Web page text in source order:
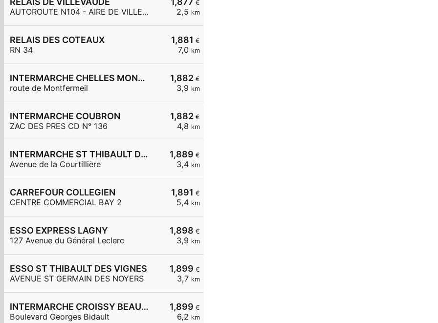
€
2,5 km
AUTOROUTE N104 - AIRE DE VILLEVAUDÉ
1,881 €
7,0 km
RELAIS DES COTEAUX
RN 34
1,882 €
3,9 km
INTERMARCHE CHELLES MONTFERMEIL
route de Montfermeil
1,882 €
4,8 km
INTERMARCHE COUBRON
ZAC DES PRES CD N° 136
1,889 €
3,4 km
INTERMARCHE ST THIBAULT DES VIGNES
Avenue de la Courtillière
1,891 €
5,4 km
CARREFOUR COLLEGIEN
CENTRE COMMERCIAL BAY 2
1,898 €
3,9 km
ESSO EXPRESS LAGNY
127 Avenue du Général Leclerc
1,899 €
3,7 km
ESSO ST THIBAULT DES VIGNES
AVENUE ST GERMAIN DES NOYERS
1,899 €
6,2 km
INTERMARCHE CROISSY BEAUBOURG
Boulevard Georges Bidault